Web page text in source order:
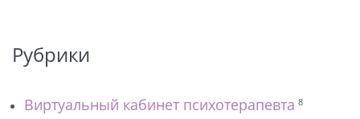
Рубрики
Виртуальный кабинет психотерапевта 8